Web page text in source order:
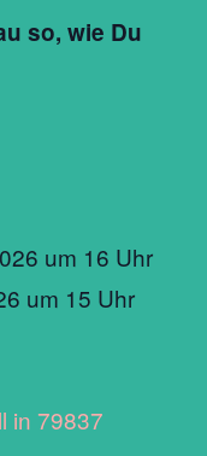
so, wie Du
um 16 Uhr
um 15 Uhr
in 79837